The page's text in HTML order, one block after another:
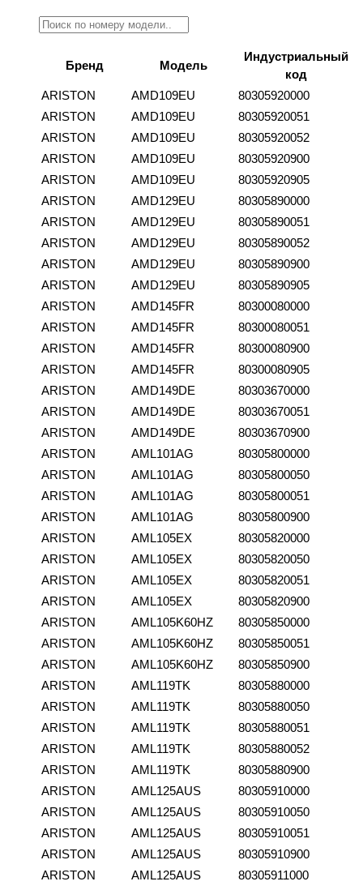
Бренд Модель
Индустриальный
код
ARISTON
AMD109EU
80305920000
ARISTON
AMD109EU
80305920051
ARISTON
AMD109EU
80305920052
ARISTON
AMD109EU
80305920900
ARISTON
AMD109EU
80305920905
ARISTON
AMD129EU
80305890000
ARISTON
AMD129EU
80305890051
ARISTON
AMD129EU
80305890052
ARISTON
AMD129EU
80305890900
ARISTON
AMD129EU
80305890905
ARISTON
AMD145FR
80300080000
ARISTON
AMD145FR
80300080051
ARISTON
AMD145FR
80300080900
ARISTON
AMD145FR
80300080905
ARISTON
AMD149DE
80303670000
ARISTON
AMD149DE
80303670051
ARISTON
AMD149DE
80303670900
ARISTON
AML101AG
80305800000
ARISTON
AML101AG
80305800050
ARISTON
AML101AG
80305800051
ARISTON
AML101AG
80305800900
ARISTON
AML105EX
80305820000
ARISTON
AML105EX
80305820050
ARISTON
AML105EX
80305820051
ARISTON
AML105EX
80305820900
ARISTON
AML105K60HZ
80305850000
ARISTON
AML105K60HZ
80305850051
ARISTON
AML105K60HZ
80305850900
ARISTON
AML119TK
80305880000
ARISTON
AML119TK
80305880050
ARISTON
AML119TK
80305880051
ARISTON
AML119TK
80305880052
ARISTON
AML119TK
80305880900
ARISTON
AML125AUS
80305910000
ARISTON
AML125AUS
80305910050
ARISTON
AML125AUS
80305910051
ARISTON
AML125AUS
80305910900
ARISTON
AML125AUS
80305911000